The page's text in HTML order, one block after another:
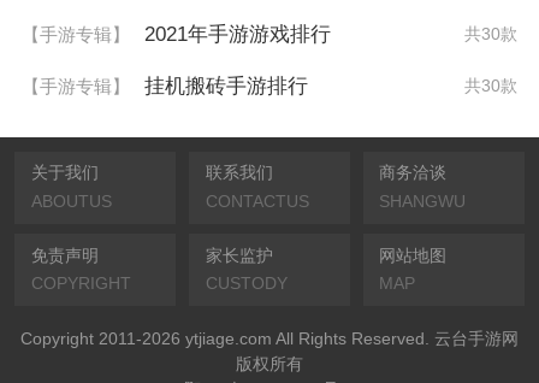
【手游专辑】 2021年手游游戏排行 共30款
【手游专辑】 挂机搬砖手游排行 共30款
关于我们
ABOUTUS
联系我们
CONTACTUS
商务洽谈
SHANGWU
免责声明
COPYRIGHT
家长监护
CUSTODY
网站地图
MAP
Copyright 2011-2026 ytjiage.com All Rights Reserved. 云台手游网
版权所有